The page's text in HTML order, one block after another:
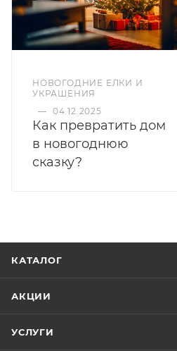
НОВОГОДНИЕ ЕЛКИ И
УКРАШЕНИЯ
— 04.12.2025
Как превратить дом
в новогоднюю
сказку?
КАТАЛОГ
АКЦИИ
УСЛУГИ